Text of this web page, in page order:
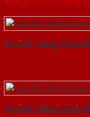
Cửa Gỗ Chống Cháy
Cửa Gỗ Chống Cháy